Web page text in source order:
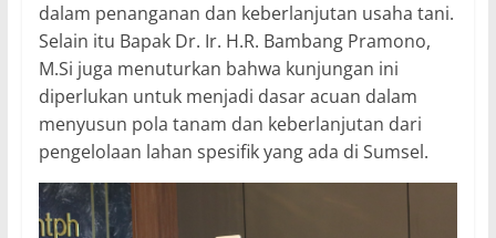
dalam penanganan dan keberlanjutan usaha tani.
Selain itu Bapak Dr. Ir. H.R. Bambang Pramono,
M.Si juga menuturkan bahwa kunjungan ini
diperlukan untuk menjadi dasar acuan dalam
menyusun pola tanam dan keberlanjutan dari
pengelolaan lahan spesifik yang ada di Sumsel.